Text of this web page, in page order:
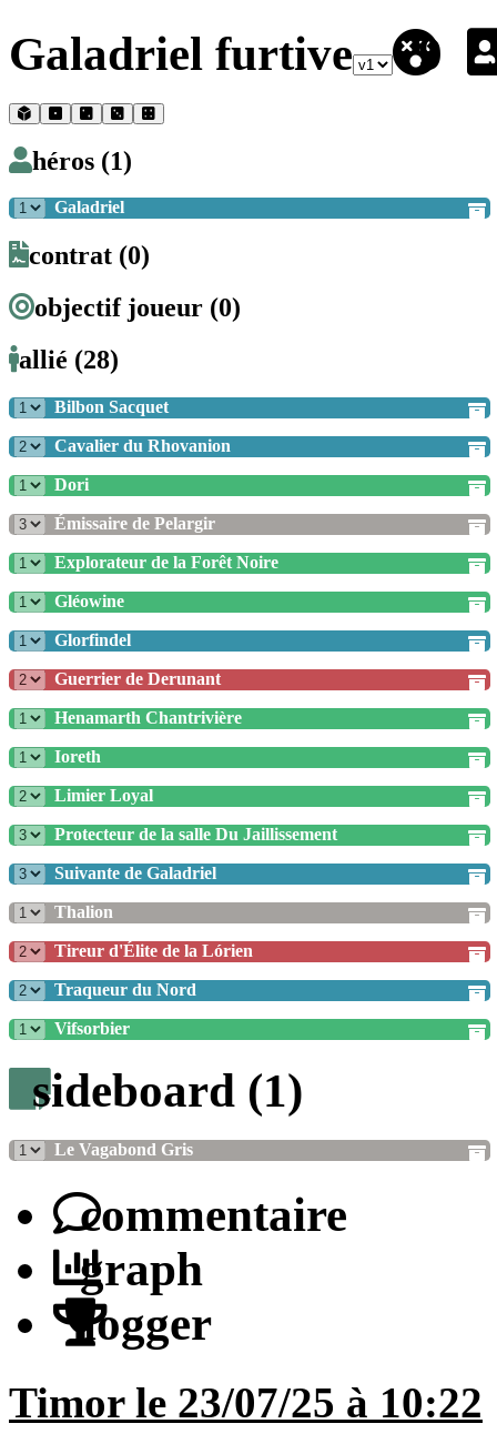
Galadriel furtive
9
héros (1)
Galadriel
contrat (0)
objectif joueur (0)
allié (28)
Bilbon Sacquet
Cavalier du Rhovanion
Dori
Émissaire de Pelargir
Explorateur de la Forêt Noire
Gléowine
Glorfindel
Guerrier de Derunant
Henamarth Chantrivière
Ioreth
Limier Loyal
Protecteur de la salle Du Jaillissement
Suivante de Galadriel
Thalion
Tireur d'Élite de la Lórien
Traqueur du Nord
Vifsorbier
sideboard (1)
Le Vagabond Gris
commentaire
graph
logger
Timor le 23/07/25 à 10:22